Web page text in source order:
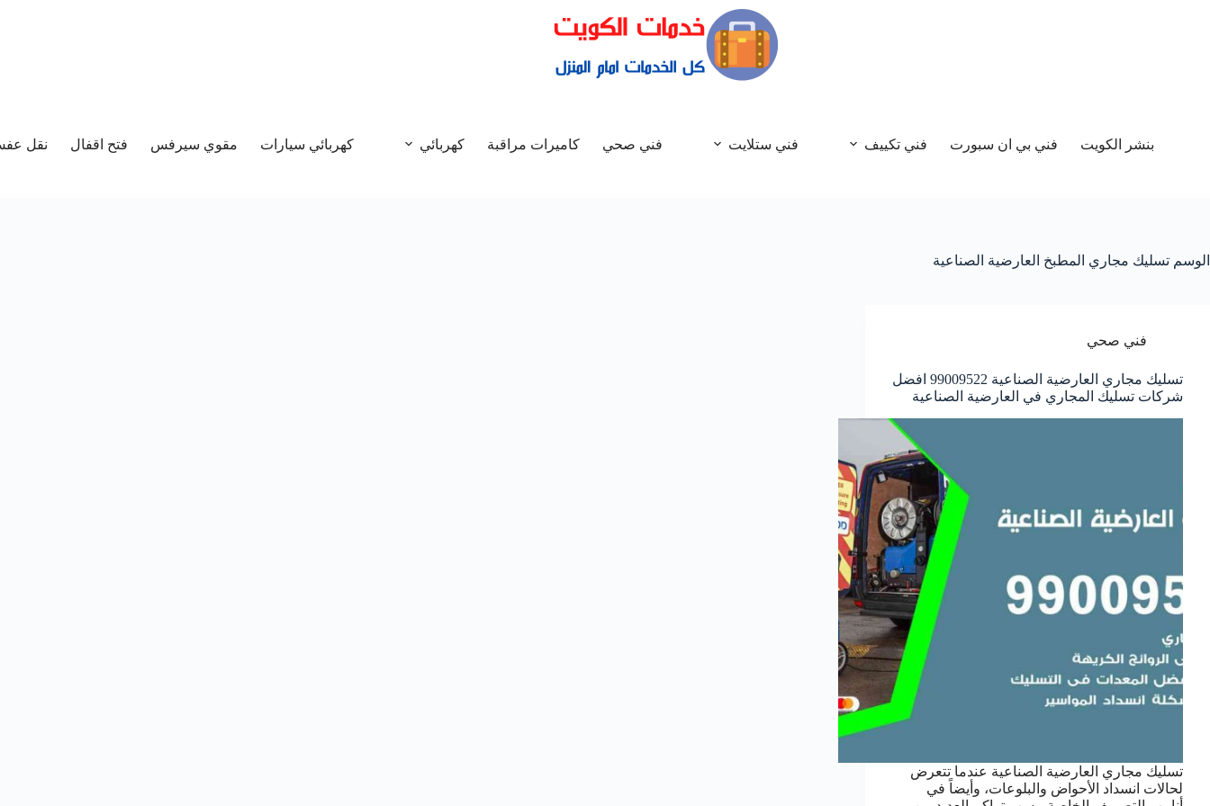
بنشر الكويت فني بي ان سبورت فني تكييف فني ستلايت فني صحي كاميرات مراقبة كهربائي كهربائي سيارات مقوي سيرفس فتح اقفال نقل
الوسم تسليك مجاري المطبخ العارضية الصناعية
فني صحي
تسليك مجاري العارضية الصناعية 99009522 افضل
شركات تسليك المجاري في العارضية الصناعية
تسليك مجاري العارضية الصناعية عندما تتعرض
لحالات انسداد الأحواض والبلوعات، وأيضاً في